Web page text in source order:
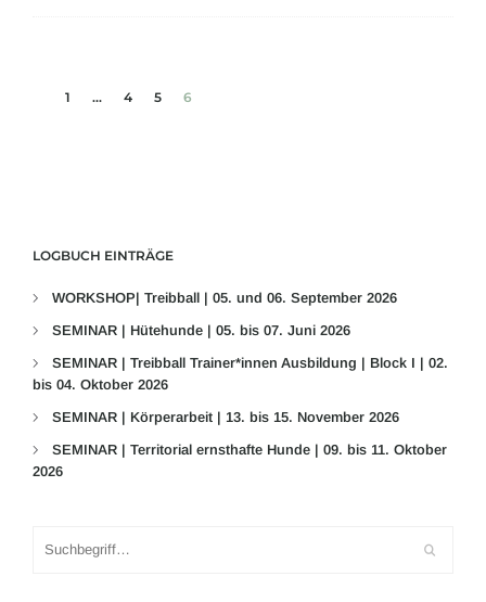
1 ... 4 5 6
LOGBUCH EINTRÄGE
WORKSHOP| Treibball | 05. und 06. September 2026
SEMINAR | Hütehunde | 05. bis 07. Juni 2026
SEMINAR | Treibball Trainer*innen Ausbildung | Block I | 02.
bis 04. Oktober 2026
SEMINAR | Körperarbeit | 13. bis 15. November 2026
SEMINAR | Territorial ernsthafte Hunde | 09. bis 11. Oktober
2026